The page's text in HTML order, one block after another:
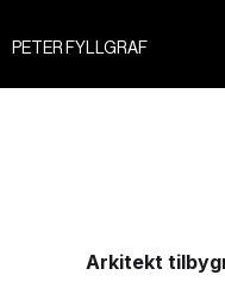
PETER FYLLGRAF
Arkitekt